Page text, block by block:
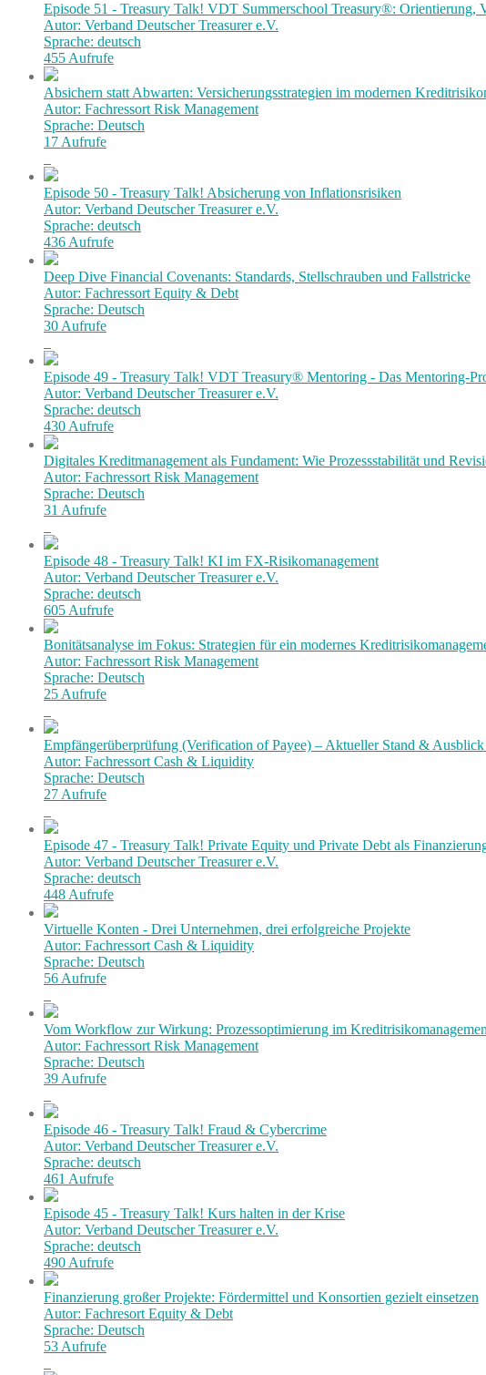
Episode 51 - Treasury Talk! VDT Summerschool Treasury®: Orientierung,
Autor: Verband Deutscher Treasurer e.V.
Sprache: deutsch
455 Aufrufe
Absichern statt Abwarten: Versicherungsstrategien im modernen
Autor: Fachressort Risk Management
Sprache: Deutsch
17 Aufrufe
Episode 50 - Treasury Talk! Absicherung von Inflationsrisiken
Autor: Verband Deutscher Treasurer e.V.
Sprache: deutsch
436 Aufrufe
Deep Dive Financial Covenants: Standards, Stellschrauben und Fallstricke
Autor: Fachressort Equity & Debt
Sprache: Deutsch
30 Aufrufe
Episode 49 - Treasury Talk! VDT Treasury® Mentoring - Das Mentoring-
Autor: Verband Deutscher Treasurer e.V.
Sprache: deutsch
430 Aufrufe
Digitales Kreditmanagement als Fundament: Wie Prozessstabilität und
Autor: Fachressort Risk Management
Sprache: Deutsch
31 Aufrufe
Episode 48 - Treasury Talk! KI im FX-Risikomanagement
Autor: Verband Deutscher Treasurer e.V.
Sprache: deutsch
605 Aufrufe
Bonitätsanalyse im Fokus: Strategien für ein modernes
Autor: Fachressort Risk Management
Sprache: Deutsch
25 Aufrufe
Empfängerüberprüfung (Verification of Payee) – Aktueller Stand &
Autor: Fachressort Cash & Liquidity
Sprache: Deutsch
27 Aufrufe
Episode 47 - Treasury Talk! Private Equity und Private Debt als
Autor: Verband Deutscher Treasurer e.V.
Sprache: deutsch
448 Aufrufe
Virtuelle Konten - Drei Unternehmen, drei erfolgreiche Projekte
Autor: Fachressort Cash & Liquidity
Sprache: Deutsch
56 Aufrufe
Vom Workflow zur Wirkung: Prozessoptimierung im
Autor: Fachressort Risk Management
Sprache: Deutsch
39 Aufrufe
Episode 46 - Treasury Talk! Fraud & Cybercrime
Autor: Verband Deutscher Treasurer e.V.
Sprache: deutsch
461 Aufrufe
Episode 45 - Treasury Talk! Kurs halten in der Krise
Autor: Verband Deutscher Treasurer e.V.
Sprache: deutsch
490 Aufrufe
Finanzierung großer Projekte: Fördermittel und Konsortien gezielt einsetzen
Autor: Fachresort Equity & Debt
Sprache: Deutsch
53 Aufrufe